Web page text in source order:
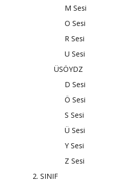
M Sesi
O Sesi
R Sesi
U Sesi
ÜSÖYDZ
D Sesi
Ö Sesi
S Sesi
Ü Sesi
Y Sesi
Z Sesi
2. SINIF